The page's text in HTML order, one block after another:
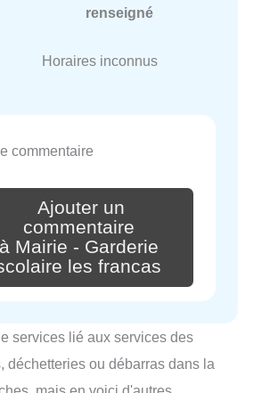
renseigné
Horaires inconnus
commentaire
Ajouter un
commentaire
à Mairie - Garderie
les francas
services lié aux services des
déchetteries ou débarras dans la